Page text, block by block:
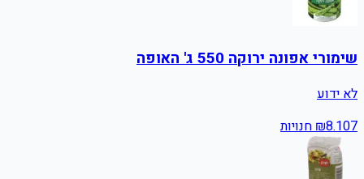
שימורי אפונה ירוקה 550 ג' האופה
לא ידוע
₪8.107 חנויות